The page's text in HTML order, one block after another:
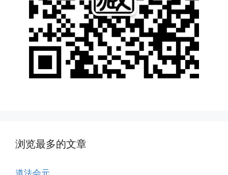
浏览最多的文章